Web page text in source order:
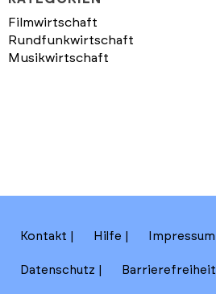
Filmwirtschaft
Rundfunkwirtschaft
Musikwirtschaft
Kontakt Hilfe Impressum
Datenschutz Barrierefreiheit